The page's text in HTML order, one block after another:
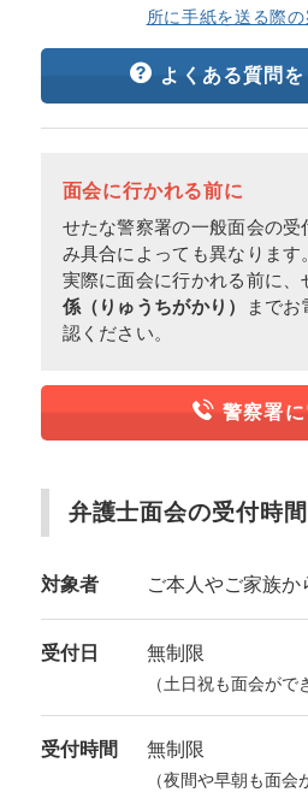
所に手紙を送る際
よくある質問
面会に行かれる前に
せたな警察署の一般面会の受
み具合によっても異なります
実際に面会に行かれる前に、
係（りゅうちがかり）
まで
認ください。
警察署
弁護士面会の受付時間
対象者 ご本人やご家族
受付日 無制限
（土日祝も面会がで
受付時間 無制限
（夜間や早朝も面会